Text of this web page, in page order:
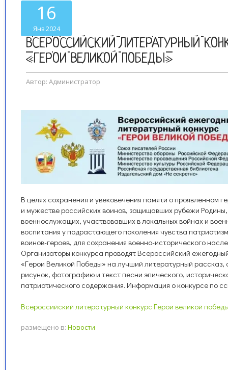
16
Янв 2024
ВСЕРОССИЙСКИЙ ЛИТЕРАТУРНЫЙ
«ГЕРОИ ВЕЛИКОЙ ПОБЕДЫ»
Автор: Администратор
В целях сохранения и увековечения памяти о проявленном
и мужестве российских воинов, защищавших рубежи
военнослужащих, участвовавших в локальных войнах и
воспитания у подрастающего поколения чувства
воинов-героев, для сохранения военно-исторического
Организаторы конкурса проводят Всероссийский
«Герои Великой Победы» на лучший литературный рассказ,
рисунок, фотографию и текст песни эпического,
патриотического содержания. Информация о конкурсе по
Всероссийский литературный конкурс Герои великой
размещено в: Новости